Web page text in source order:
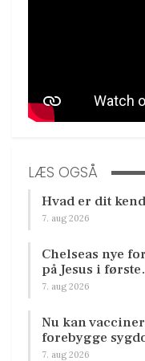
LÆS OGSÅ
Hvad er dit
7. aug 2026
Chelseas nye
på Jesus i
7. aug 2026
Nu kan
forebygge
7. aug 2026